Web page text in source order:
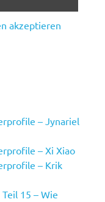
akzeptieren
– Jynariel
– Xi Xiao
– Krik
15 – Wie